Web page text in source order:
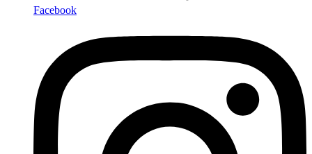
Facebook